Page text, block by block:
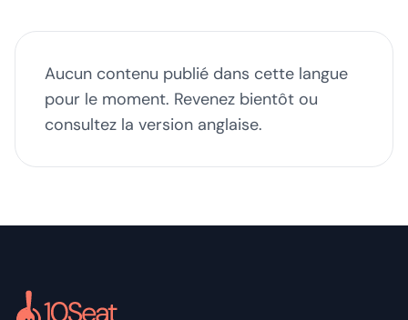
Aucun contenu publié dans cette langue
pour le moment. Revenez bientôt ou
consultez la version anglaise.